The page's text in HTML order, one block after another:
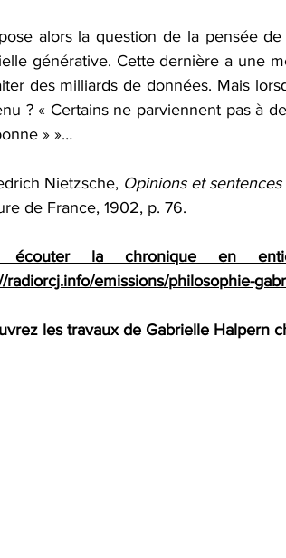
alors la question de la pensée
générative. Cette dernière a une
des milliards de données. Mais
? « Certains ne parviennent pas à
» »…
Nietzsche, Opinions et
de France, 1902, p. 76.
radiorcj.info/emissions/philosophie-
les travaux de Gabrielle Halpern